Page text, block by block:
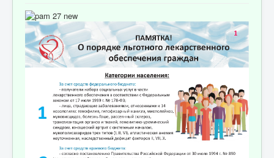
Информация для специалистов
Медицинская профилактика
Врачи
Контролирующие органы
Лекарственное обеспечение
Документы
Вакансии